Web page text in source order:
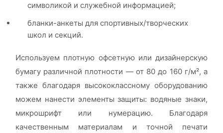
символикой и служебной информацией;
бланки-анкеты для спортивных/творческих
школ и секций.
Используем плотную офсетную или дизайнерскую
бумагу различной плотности — от 80 до 160 г/м², а
также благодаря высококлассному оборудованию
можем нанести элементы защиты: водяные знаки,
микрошрифт или нумерацию. Благодаря
качественным материалам и точной печати